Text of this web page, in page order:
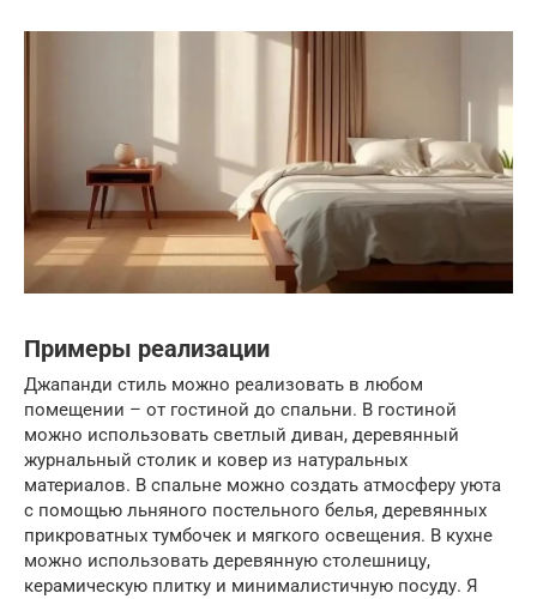
Примеры реализации
Джапанди стиль можно реализовать в любом
помещении – от гостиной до спальни. В гостиной
можно использовать светлый диван, деревянный
журнальный столик и ковер из натуральных
материалов. В спальне можно создать атмосферу уюта
с помощью льняного постельного белья, деревянных
прикроватных тумбочек и мягкого освещения. В кухне
можно использовать деревянную столешницу,
керамическую плитку и минималистичную посуду. Я